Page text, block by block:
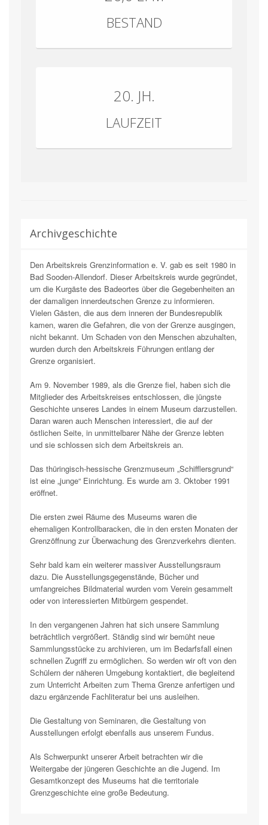
BESTAND
20. JH.
LAUFZEIT
Archivgeschichte
Den Arbeitskreis Grenzinformation e. V. gab es seit 1980 in
Bad Sooden-Allendorf. Dieser Arbeitskreis wurde gegründet,
um die Kurgäste des Badeortes über die Gegebenheiten an
der damaligen innerdeutschen Grenze zu informieren.
Vielen Gästen, die aus dem inneren der Bundesrepublik
kamen, waren die Gefahren, die von der Grenze ausgingen,
nicht bekannt. Um Schaden von den Menschen abzuhalten,
wurden durch den Arbeitskreis Führungen entlang der
Grenze organisiert.
Am 9. November 1989, als die Grenze fiel, haben sich die
Mitglieder des Arbeitskreises entschlossen, die jüngste
Geschichte unseres Landes in einem Museum darzustellen.
Daran waren auch Menschen interessiert, die auf der
östlichen Seite, in unmittelbarer Nähe der Grenze lebten
und sie schlossen sich dem Arbeitskreis an.
Das thüringisch-hessische Grenzmuseum „Schifflersgrund“
ist eine „junge“ Einrichtung. Es wurde am 3. Oktober 1991
eröffnet.
Die ersten zwei Räume des Museums waren die
ehemaligen Kontrollbaracken, die in den ersten Monaten der
Grenzöffnung zur Überwachung des Grenzverkehrs dienten.
Sehr bald kam ein weiterer massiver Ausstellungsraum
dazu. Die Ausstellungsgegenstände, Bücher und
umfangreiches Bildmaterial wurden vom Verein gesammelt
oder von interessierten Mitbürgern gespendet.
In den vergangenen Jahren hat sich unsere Sammlung
beträchtlich vergrößert. Ständig sind wir bemüht neue
Sammlungsstücke zu archivieren, um im Bedarfsfall einen
schnellen Zugriff zu ermöglichen. So werden wir oft von den
Schülern der näheren Umgebung kontaktiert, die begleitend
zum Unterricht Arbeiten zum Thema Grenze anfertigen und
dazu ergänzende Fachliteratur bei uns ausleihen.
Die Gestaltung von Seminaren, die Gestaltung von
Ausstellungen erfolgt ebenfalls aus unserem Fundus.
Als Schwerpunkt unserer Arbeit betrachten wir die
Weitergabe der jüngeren Geschichte an die Jugend. Im
Gesamtkonzept des Museums hat die territoriale
Grenzgeschichte eine große Bedeutung.